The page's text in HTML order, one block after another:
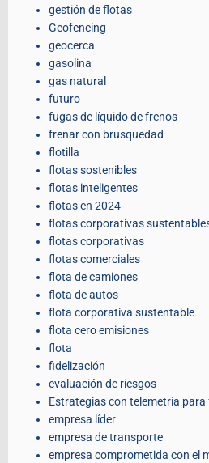
gestión de flotas
Geofencing
geocerca
gasolina
gas natural
futuro
fugas de líquido de frenos
frenar con brusquedad
flotilla
flotas sostenibles
flotas inteligentes
flotas en 2024
flotas corporativas
flotas corporativas
flotas comerciales
flota de camiones
flota de autos
flota corporativa sustentable
flota cero emisiones
flota
fidelización
evaluación de riesgos
Estrategias con telemetría
empresa líder
empresa de transporte
empresa comprometida con el